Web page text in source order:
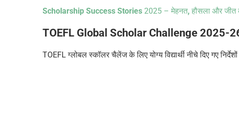
Scholarship Success Stories 2025 – मेहनत, हौसला और
TOEFL Global Scholar Challenge 2025-
TOEFL ग्लोबल स्कॉलर चैलेंज के लिए योग्य विद्यार्थी नीचे दिए गए